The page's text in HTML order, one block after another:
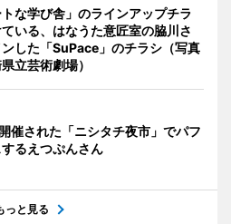
な学び舎」のラインアップチラ
いる、はなうた意匠室の脇川さ
した「SuPace」のチラシ（写真
立芸術劇場）
催された「ニシタチ夜市」でパフ
るえつぷんさん
っと見る